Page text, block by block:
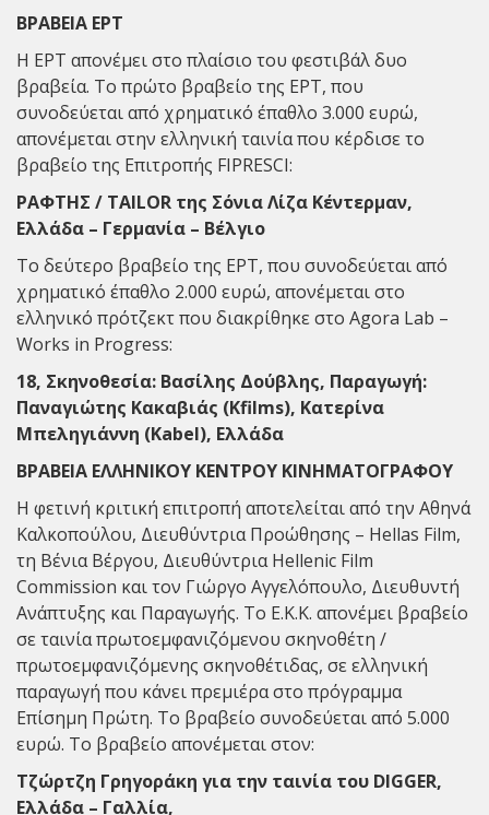
ΒΡΑΒΕΙΑ ΕΡΤ
Η ΕΡΤ απονέμει στο πλαίσιο του φεστιβάλ δυο
βραβεία. Το πρώτο βραβείο της ΕΡΤ, που
συνοδεύεται από χρηματικό έπαθλο 3.000 ευρώ,
απονέμεται στην ελληνική ταινία που κέρδισε το
βραβείο της Επιτροπής FIPRESCI:
ΡΑΦΤΗΣ / TAILOR της Σόνια Λίζα Κέντερμαν,
Ελλάδα – Γερμανία – Βέλγιο
Το δεύτερο βραβείο της ΕΡΤ, που συνοδεύεται από
χρηματικό έπαθλο 2.000 ευρώ, απονέμεται στο
ελληνικό πρότζεκτ που διακρίθηκε στο Agora Lab –
Works in Progress:
18, Σκηνοθεσία: Βασίλης Δούβλης, Παραγωγή:
Παναγιώτης Κακαβιάς (Kfilms), Κατερίνα
Μπεληγιάννη (Kabel), Ελλάδα
ΒΡΑΒΕΙΑ ΕΛΛΗΝΙΚΟΥ ΚΕΝΤΡΟΥ ΚΙΝΗΜΑΤΟΓΡΑΦΟΥ
Η φετινή κριτική επιτροπή αποτελείται από την Αθηνά
Καλκοπούλου, Διευθύντρια Προώθησης – Hellas Film,
τη Βένια Βέργου, Διευθύντρια Hellenic Film
Commission και τον Γιώργο Αγγελόπουλο, Διευθυντή
Ανάπτυξης και Παραγωγής. Το Ε.Κ.Κ. απονέμει βραβείο
σε ταινία πρωτοεμφανιζόμενου σκηνοθέτη /
πρωτοεμφανιζόμενης σκηνοθέτιδας, σε ελληνική
παραγωγή που κάνει πρεμιέρα στο πρόγραμμα
Επίσημη Πρώτη. Το βραβείο συνοδεύεται από 5.000
ευρώ. Το βραβείο απονέμεται στον:
Τζώρτζη Γρηγοράκη για την ταινία του DIGGER,
Ελλάδα – Γαλλία,